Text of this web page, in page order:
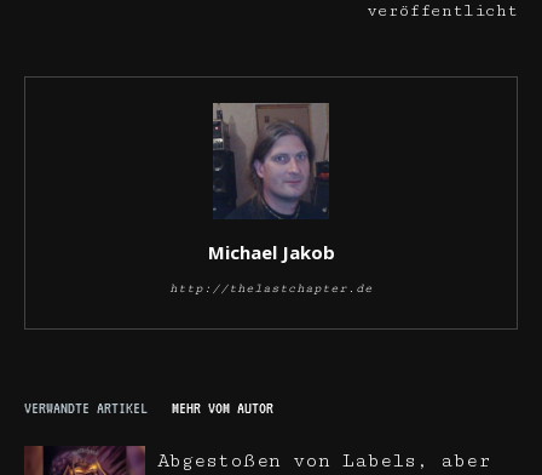
veröffentlicht
Michael Jakob
http://thelastchapter.de
VERWANDTE ARTIKEL MEHR VOM AUTOR
Abgestoßen von Labels, aber